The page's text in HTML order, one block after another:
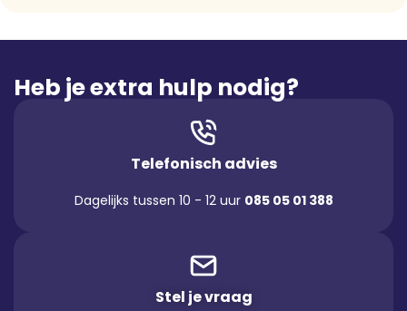
Heb je extra hulp nodig?
Telefonisch advies
Dagelijks tussen 10 - 12 uur 085 05 01 388
Stel je vraag